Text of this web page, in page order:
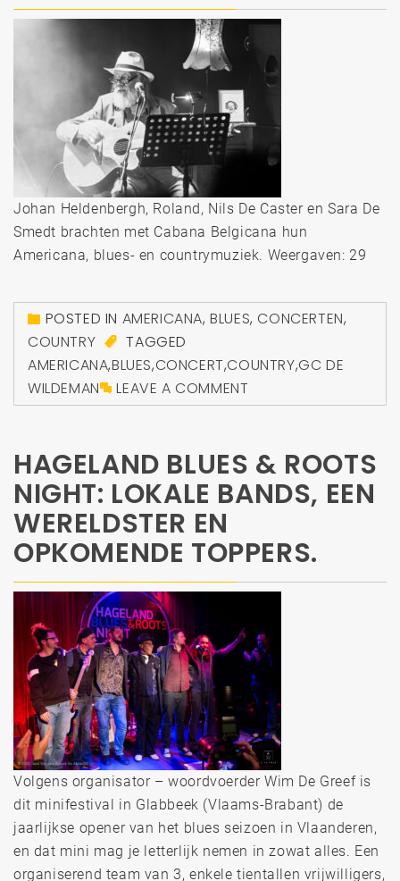
Johan Heldenbergh, Roland, Nils De Caster en Sara De
Smedt brachten met Cabana Belgicana hun
Americana, blues- en country­mu­ziek. Weergaven: 29
POSTED IN AMERICANA,BLUES, CONCERTEN,
COUNTRY
TAGGED
AMERICANA,BLUES,CONCERT,COUNTRY,GC DE
WILDEMAN
LEAVE A COMMENT
HAGELAND BLUES & ROOTS
NIGHT: LOKALE BANDS, EEN
WERELDSTER EN
OPKOMENDE TOPPERS.
Volgens organisator – woordvoerder Wim De Greef is
dit minifestival in Glabbeek (Vlaams-Brabant) de
jaarlijkse opener van het blues seizoen in Vlaanderen,
en dat mini mag je letterlijk nemen in zowat alles. Een
organiserend team van 3, enkele tientallen vrijwilligers,